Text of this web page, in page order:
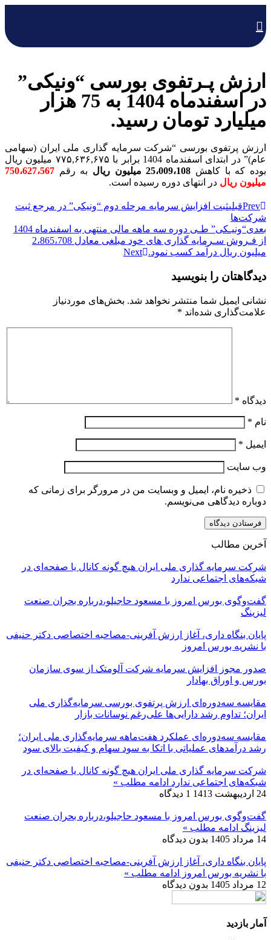
ارزش پـرتفوی بورسی “ونیکی”
در اسفند‌ماه 1404 به 75 هزار
میلیارد تومان رسید.
ارزش پرتفوی بورسی “شرکت سرمایه­ گذاری ملی ایران (سهامی
عام)” در ابتدای اسفند‌ماه 1404 برابر با ۷۷۵,۶۳۶,۶۷۵ میلیون ریال
بوده که با کاهش
به رقم 750،627،567
میلیون ریال در انتهای دوره رسیده است.
Prevقبلیثبت افزایش سرمایه مرحله دوم “ونیکی” در مرجع ثبت
شرکت‌ها
بعدی
“ونیـکی” طـی دوره سه ماهه مالی منتهی به اسفند‌ماه 1404
از فـروش سـرمایه گذاری های خود مبلغی معادل 2،865،708
میلیون ریال درآمد کسب نمود.
Next
دیدگاهتان را بنویسید
نشانی ایمیل شما منتشر نخواهد شد. بخش‌های موردنیاز
علامت‌گذاری شده‌اند *
دیدگاه *
نام *
ایمیل *
وب‌ سایت
ذخیره نام، ایمیل و وبسایت من در مرورگر برای زمانی که
دوباره دیدگاهی می‌نویسم.
آخرین مطالب
شرکت سرمایه گذاری ملی ایران هیچ گونه کانال یا صفحه‌ای در
شبکه‌های اجتماعی ندارد
گفت‌وگوی بورس امروز با مسعود حاجیلو،درباره بحران صنعت
لیزینگ
پایان بنگاه داری، آغاز ارزش آفرینی-مصاحبه اختصاصی دکتر حنیفی
با نشریه بورس امروز
صدور مجوز افزایش سرمایه شرکت آلومتک از سوی سازمان
بورس و اوراق بهادار
مقایسه سه‌دوره‌ای ارزش پرتفوی بورسی سرمایه‌گذاری ملی
ایران؛ تداوم رشد دارایی‌ها علی‌رغم نوسانات بازار
مقایسه سه‌دوره‌ای عملکرد هفت‌ماهه سرمایه‌گذاری ملی ایران؛
رشد درآمدهای عملیاتی با اتکا به سود سهام و کیفیت بالای سود
شرکت سرمایه گذاری ملی ایران هیچ گونه کانال یا صفحه‌ای در
شبکه‌های اجتماعی ندارد ادامه مطلب »
24 اردیبهشت 1413
1 دیدگاه
گفت‌وگوی بورس امروز با مسعود حاجیلو،درباره بحران صنعت
لیزینگ ادامه مطلب »
14 مرداد 1405
بدون دیدگاه
پایان بنگاه داری، آغاز ارزش آفرینی-مصاحبه اختصاصی دکتر حنیفی
با نشریه بورس امروز
ادامه مطلب »
12 مرداد 1405
بدون دیدگاه
آمار بازدید